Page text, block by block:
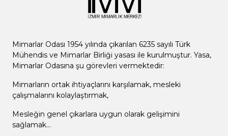
Mimarlar Odası 1954 yılında çıkarılan 6235 sayılı Türk
Mühendis ve Mimarlar Birliği yasası ile kurulmuştur. Yasa,
Mimarlar Odasına şu görevleri vermektedir:
Mimarların ortak ihtiyaçlarını karşılamak, mesleki
çalışmalarını kolaylaştırmak,
Mesleğin genel çıkarlara uygun olarak gelişimini
sağlamak...